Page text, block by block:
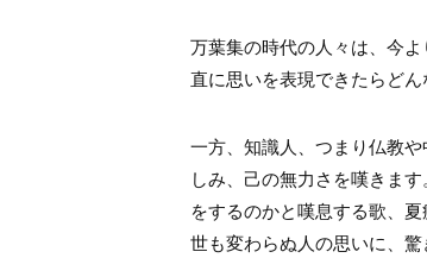
万葉集の時代の人々は、今
直に思いを表現できたらど
一方、知識人、つまり仏教
しみ、己の無力さを嘆きま
をするのかと嘆息する歌、
世も変わらぬ人の思いに、驚